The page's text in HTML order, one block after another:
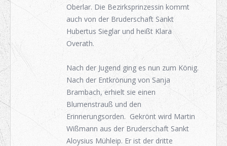
Oberlar. Die Bezirksprinzessin kommt
auch von der Bruderschaft Sankt
Hubertus Sieglar und heißt Klara
Overath.
Nach der Jugend ging es nun zum König.
Nach der Entkrönung von Sanja
Brambach, erhielt sie einen
Blumenstrauß und den
Erinnerungsorden. Gekrönt wird Martin
Wißmann aus der Bruderschaft Sankt
Aloysius Mühleip. Er ist der dritte